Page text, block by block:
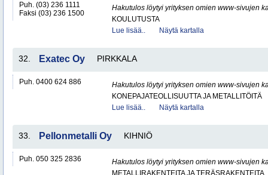
Puh. (03) 236 1111
Faksi (03) 236 1500
Hakutulos löytyi yrityksen omien www-sivujen
KOULUTUSTA
Lue lisää..
Näytä kartalla
32. Exatec Oy PIRKKALA
Puh. 0400 624 886
Hakutulos löytyi yrityksen omien www-sivujen
KONEPAJATEOLLISUUTTA JA METALLITÖITÄ
Lue lisää..
Näytä kartalla
33. Pellonmetalli Oy KIHNIÖ
Puh. 050 325 2836
Hakutulos löytyi yrityksen omien www-sivujen
METALLIRAKENTEITA JA TERÄSRAKENTEITA